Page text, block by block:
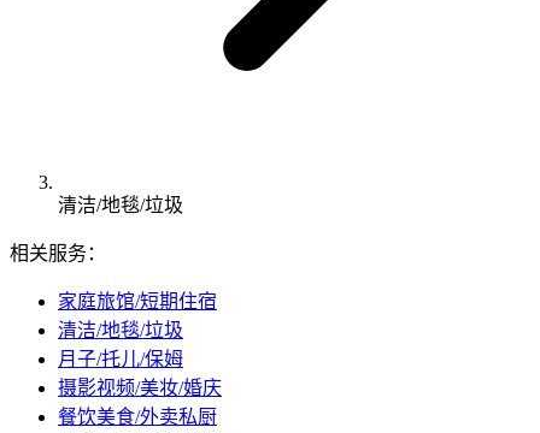
清洁/地毯/垃圾
相关服务：
家庭旅馆/短期住宿
清洁/地毯/垃圾
月子/托儿/保姆
摄影视频/美妆/婚庆
餐饮美食/外卖私厨